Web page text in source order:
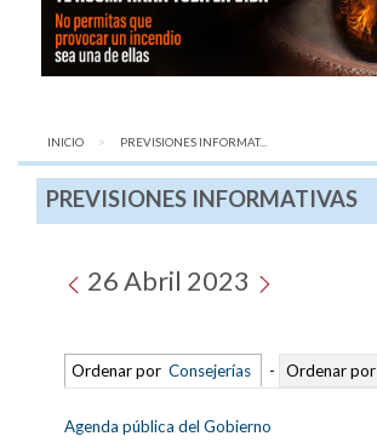
INICIO AQUÍ:
PREVISIONES INFORMAT...
PREVISIONES INFORMATIVAS
26 Abril 2023
Ordenar por Consejerías - Ordenar por
Agenda pública del Gobierno